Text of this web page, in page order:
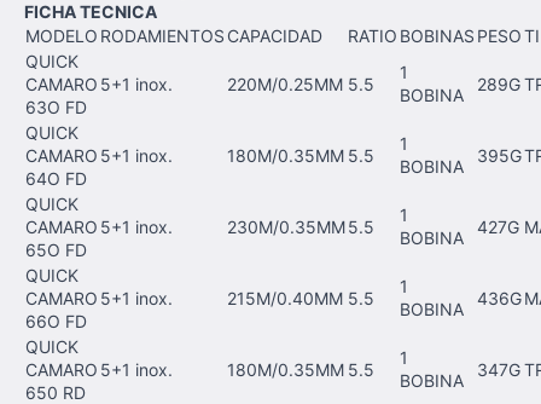
FICHA TECNICA
MODELO RODAMIENTOS CAPACIDAD RATIO BOBINAS PESO
QUICK
CAMARO
63O FD
5+1 inox. 220M/0.25MM 5.5
1
BOBINA
289G
QUICK
CAMARO
64O FD
5+1 inox. 180M/0.35MM 5.5
1
BOBINA
395G
QUICK
CAMARO
65O FD
5+1 inox. 230M/0.35MM5.5
1
BOBINA
427G
QUICK
CAMARO
66O FD
5+1 inox. 215M/0.40MM 5.5
1
BOBINA
436G
QUICK
CAMARO
650 RD
5+1 inox. 180M/0.35MM 5.5
1
BOBINA
347G